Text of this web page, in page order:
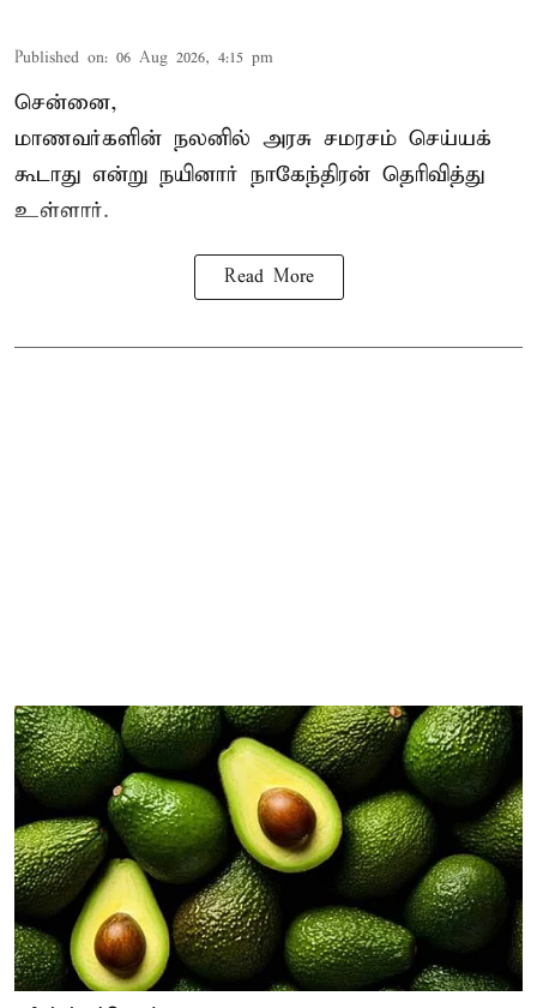
Published on: 06 Aug 2026, 4:15 pm
சென்னை,
மாணவர்களின் நலனில் அரசு சமரசம் செய்யக்
கூடாது என்று நயினார் நாகேந்திரன் தெரிவித்து
உள்ளார்.
Read More